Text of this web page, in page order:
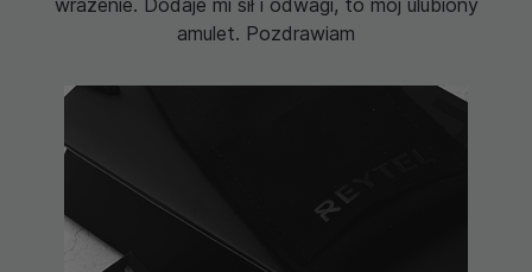
sprawną dostawę.